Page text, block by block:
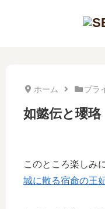
ホーム プラ
如懿伝と瓔珞
このところ楽しみ
城に散る宿命の王